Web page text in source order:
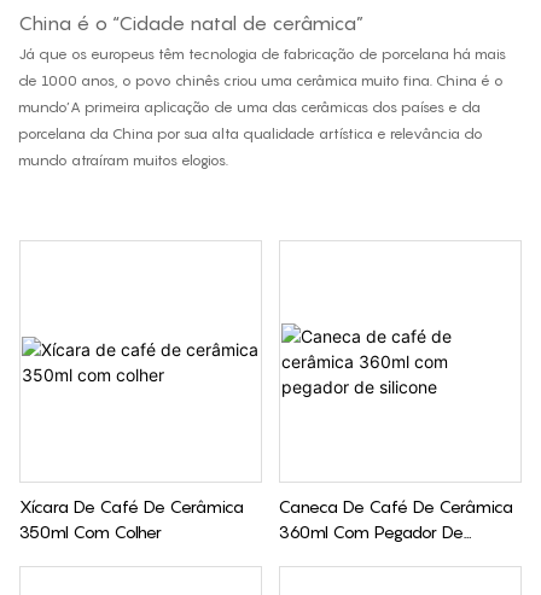
China é o “Cidade natal de cerâmica”
Já que os europeus têm tecnologia de fabricação de porcelana há mais
de 1000 anos, o povo chinês criou uma cerâmica muito fina. China é o
mundo’A primeira aplicação de uma das cerâmicas dos países e da
porcelana da China por sua alta qualidade artística e relevância do
mundo atraíram muitos elogios.
Xícara De Café De Cerâmica
350ml Com Colher
Caneca De Café De Cerâmica
360ml Com Pegador De